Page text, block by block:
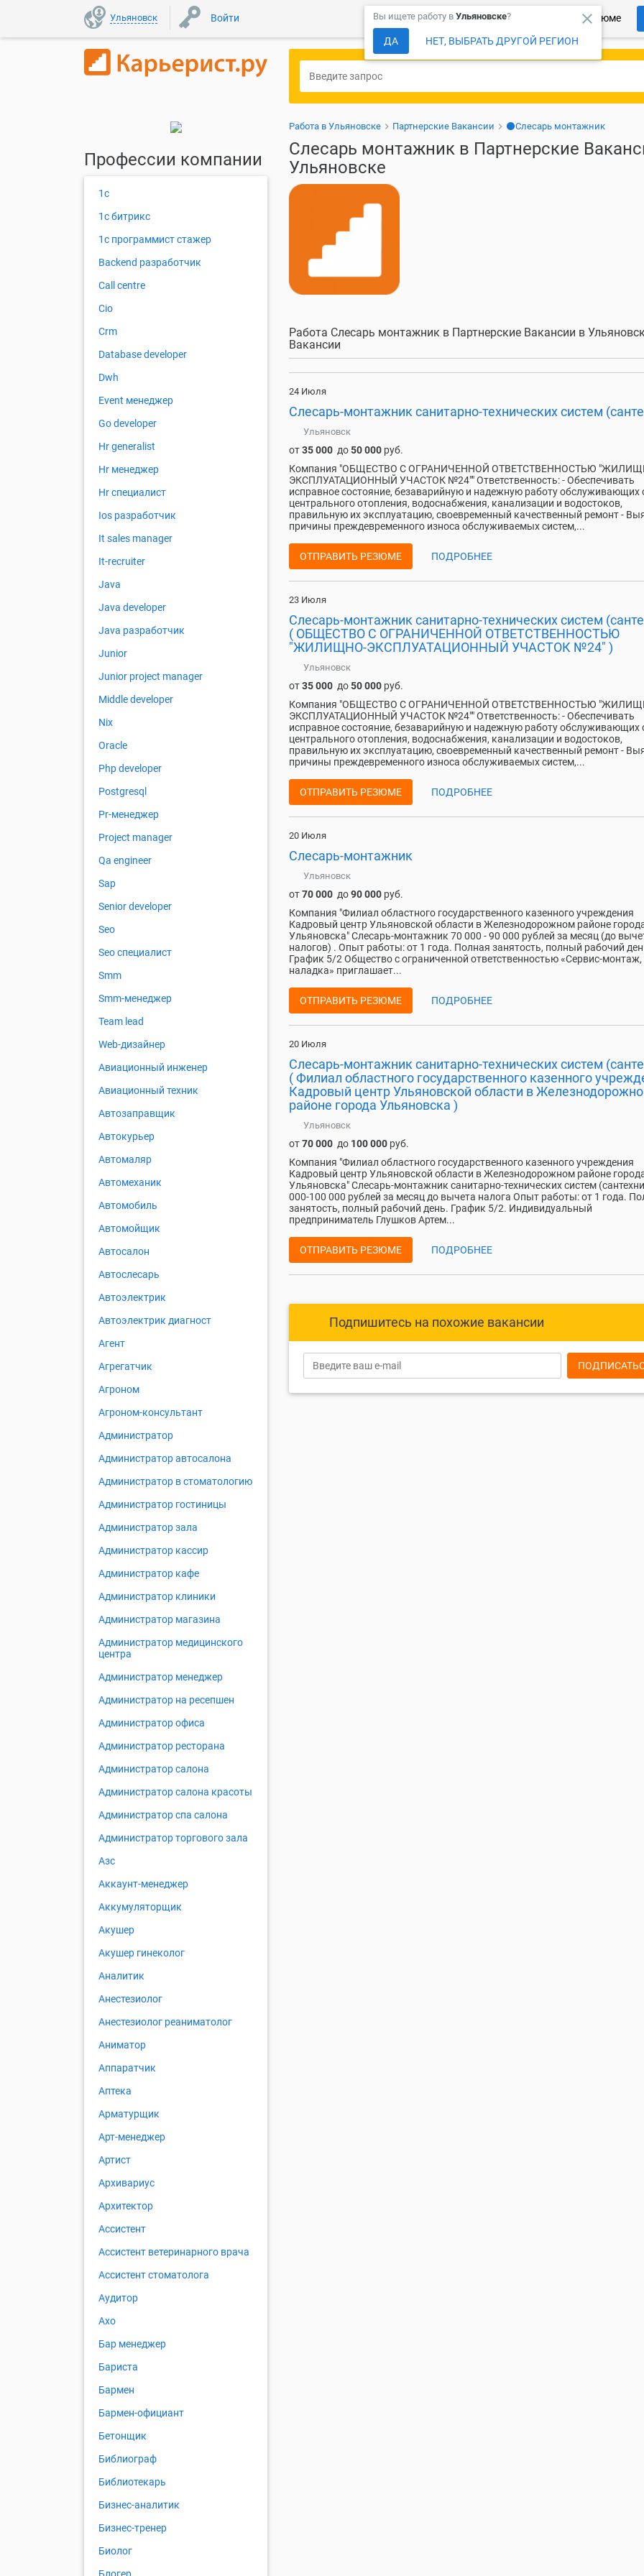
Ульяновск Войти Более 150 000 компаний ждут Ваше резюме
close
Вы ищете работу в Ульяновске?
ДА НЕТ, ВЫБРАТЬ ДРУГОЙ РЕГИОН
Работа в Ульяновске Партнерские Вакансии ⚫Слесарь монтажник
Слесарь монтажник в Партнерские
Ульяновске
Работа Слесарь монтажник в Партнерские Вакансии в
Вакансии
24 Июля
Слесарь-монтажник санитарно-технических систем
Ульяновск
от35 000 до50 000 руб.
Компания "ОБЩЕСТВО С ОГРАНИЧЕННОЙ ОТВЕТСТВЕННОСТЬЮ
ЭКСПЛУАТАЦИОННЫЙ УЧАСТОК №24"" Ответственность: - Обеспечивать
исправное состояние, безаварийную и надежную работу обслуживающих
центрального отопления, водоснабжения, канализации и водостоков,
правильную их эксплуатацию, своевременный качественный ремонт -
причины преждевременного износа обслуживаемых систем,...
ОТПРАВИТЬ РЕЗЮМЕ ПОДРОБНЕЕ
23 Июля
Слесарь-монтажник санитарно-технических систем
( ОБЩЕСТВО С ОГРАНИЧЕННОЙ ОТВЕТСТВЕННОСТЬЮ
"ЖИЛИЩНО-ЭКСПЛУАТАЦИОННЫЙ УЧАСТОК №24" )
Ульяновск
от35 000 до50 000 руб.
Компания "ОБЩЕСТВО С ОГРАНИЧЕННОЙ ОТВЕТСТВЕННОСТЬЮ
ЭКСПЛУАТАЦИОННЫЙ УЧАСТОК №24"" Ответственность: - Обеспечивать
исправное состояние, безаварийную и надежную работу обслуживающих
центрального отопления, водоснабжения, канализации и водостоков,
правильную их эксплуатацию, своевременный качественный ремонт -
причины преждевременного износа обслуживаемых систем,...
ОТПРАВИТЬ РЕЗЮМЕ ПОДРОБНЕЕ
20 Июля
Слесарь-монтажник
Ульяновск
от70 000 до90 000 руб.
Компания "Филиал областного государственного казенного учреждения
Кадровый центр Ульяновской области в Железнодорожном районе
Ульяновска" Слесарь-монтажник 70 000 - 90 000 рублей за месяц (до
налогов) . Опыт работы: от 1 года. Полная занятость, полный рабочий
График 5/2 Общество с ограниченной ответственностью «Сервис-монтаж,
наладка» приглашает...
ОТПРАВИТЬ РЕЗЮМЕ ПОДРОБНЕЕ
20 Июля
Слесарь-монтажник санитарно-технических систем
( Филиал областного государственного казенного
Кадровый центр Ульяновской области в
районе города Ульяновска )
Ульяновск
от70 000 до 100 000 руб.
Компания "Филиал областного государственного казенного учреждения
Кадровый центр Ульяновской области в Железнодорожном районе
Ульяновска" Слесарь-монтажник санитарно-технических систем
000-100 000 рублей за месяц до вычета налога Опыт работы: от 1 года.
занятость, полный рабочий день. График 5/2. Индивидуальный
предприниматель Глушков Артем...
ОТПРАВИТЬ РЕЗЮМЕ ПОДРОБНЕЕ
Подпишитесь на похожие вакансии
Профессии компании
1с
1с битрикс
1с программист стажер
Backend разработчик
Call centre
Cio
Crm
Database developer
Dwh
Event менеджер
Go developer
Hr generalist
Hr менеджер
Hr специалист
Ios разработчик
It sales manager
It-recruiter
Java
Java developer
Java разработчик
Junior
Junior project manager
Middle developer
Nix
Oracle
Php developer
Postgresql
Pr-менеджер
Project manager
Qa engineer
Sap
Senior developer
Seo
Seo специалист
Smm
Smm-менеджер
Team lead
Web-дизайнер
Авиационный инженер
Авиационный техник
Автозаправщик
Автокурьер
Автомаляр
Автомеханик
Автомобиль
Автомойщик
Автосалон
Автослесарь
Автоэлектрик
Автоэлектрик диагност
Агент
Агрегатчик
Агроном
Агроном-консультант
Администратор
Администратор автосалона
Администратор в стоматологию
Администратор гостиницы
Администратор зала
Администратор кассир
Администратор кафе
Администратор клиники
Администратор магазина
Администратор медицинского
центра
Администратор менеджер
Администратор на ресепшен
Администратор офиса
Администратор ресторана
Администратор салона
Администратор салона красоты
Администратор спа салона
Администратор торгового зала
Азс
Аккаунт-менеджер
Аккумуляторщик
Акушер
Акушер гинеколог
Аналитик
Анестезиолог
Анестезиолог реаниматолог
Аниматор
Аппаратчик
Аптека
Арматурщик
Арт-менеджер
Артист
Архивариус
Архитектор
Ассистент
Ассистент ветеринарного врача
Ассистент стоматолога
Аудитор
Ахо
Бар менеджер
Бариста
Бармен
Бармен-официант
Бетонщик
Библиограф
Библиотекарь
Бизнес-аналитик
Бизнес-тренер
Биолог